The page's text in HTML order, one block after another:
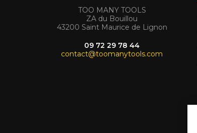
TOO MANY TOOLS
ZA du Bouillou
43200 Saint Maurice de Lignon
09 72 29 78 44
contact@toomanytools.com